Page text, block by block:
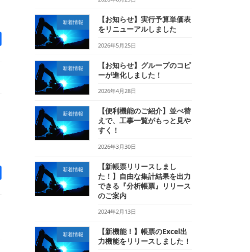
新着情報
【お知らせ】実行予算単価表
をリニューアルしました
2026年5月25日
新着情報
【お知らせ】グループのコピ
ーが進化しました！
2026年4月28日
新着情報
【便利機能のご紹介】並べ替
えで、工事一覧がもっと見や
すく！
2026年3月30日
新着情報
【新帳票リリースしまし
た！】自由な集計結果を出力
できる『分析帳票』リリース
のご案内
2024年2月13日
新着情報
【新機能！】帳票のExcel出
力機能をリリースしました！